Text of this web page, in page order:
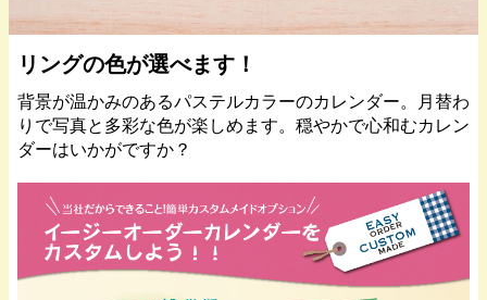
リングの色が選べます！
背景が温かみのあるパステルカラーのカレンダー。月替わ
りで写真と多彩な色が楽しめます。穏やかで心和むカレン
ダーはいかがですか？